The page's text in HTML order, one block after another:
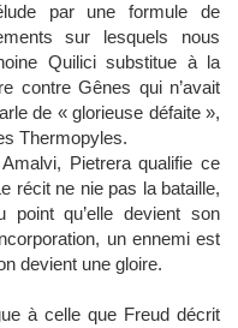
par une formule de
sur lesquels nous
Quilici substitue à la
contre Gênes qui n’avait
de « glorieuse défaite »,
Thermopyles.
Pietrera qualifie ce
récit ne nie pas la bataille,
qu’elle devient son
un ennemi est
devient une gloire.
à celle que Freud décrit